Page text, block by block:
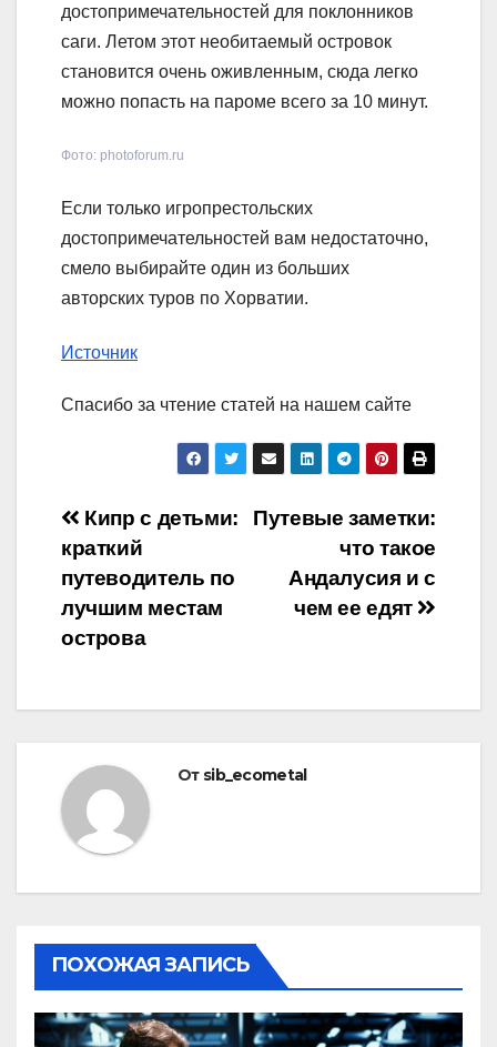
достопримечательностей для поклонников
саги. Летом этот необитаемый островок
становится очень оживленным, сюда легко
можно попасть на пароме всего за 10 минут.
Фото: photoforum.ru
Если только игропрестольских
достопримечательностей вам недостаточно,
смело выбирайте один из больших
авторских туров по Хорватии.
Источник
Спасибо за чтение статей на нашем сайте
Навигация
по
записям
Путевые заметки:
что такое
Андалусия и с
чем ее едят
Кипр с детьми:
краткий
путеводитель по
лучшим местам
острова
От sib_ecometal
ПОХОЖАЯ ЗАПИСЬ